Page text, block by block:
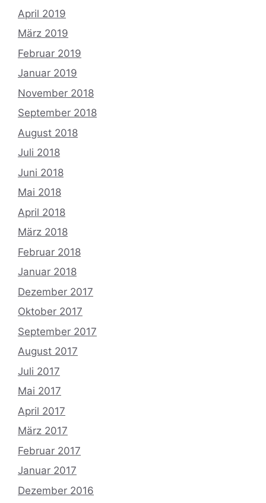
April 2019
März 2019
Februar 2019
Januar 2019
November 2018
September 2018
August 2018
Juli 2018
Juni 2018
Mai 2018
April 2018
März 2018
Februar 2018
Januar 2018
Dezember 2017
Oktober 2017
September 2017
August 2017
Juli 2017
Mai 2017
April 2017
März 2017
Februar 2017
Januar 2017
Dezember 2016